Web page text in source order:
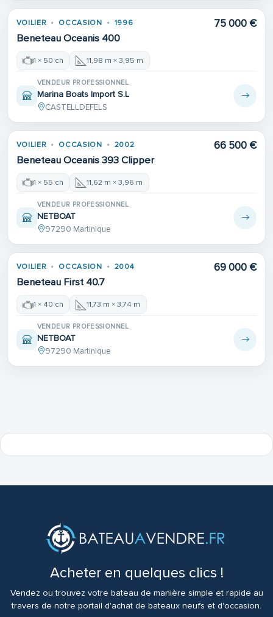
VOILIER OCCASION 1996
Beneteau Oceanis 400
75 000 €
1 × 50 ch 11,98 m × 3,95 m
VENDEUR PROFESSIONNEL
Marina Boats Import S.L
CASTELLDEFELS
VOILIER OCCASION 2002
Beneteau Oceanis 393 Clipper
66 500 €
1 × 55 ch 11,62 m × 3,96 m
VENDEUR PROFESSIONNEL
NETBOAT
97290 Martinique
VOILIER OCCASION 2004
Beneteau First 40.7
69 000 €
1 × 40 ch 11,73 m × 3,74 m
VENDEUR PROFESSIONNEL
NETBOAT
97290 Martinique
Acheter en quelques clics !
Vendez ou trouvez votre bateau de manière simple et rapide au
travers de notre portail d'achat de bateaux neufs et d'occasion.